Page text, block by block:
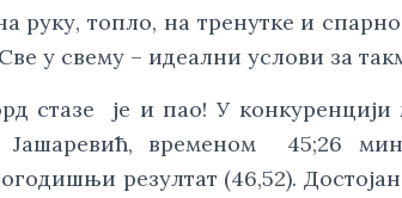
руку, топло, на тренутке и
Све у свему – идеални услови за
стазе је и пао! У
Јашаревић, временом 45;26
резултат (46,52).